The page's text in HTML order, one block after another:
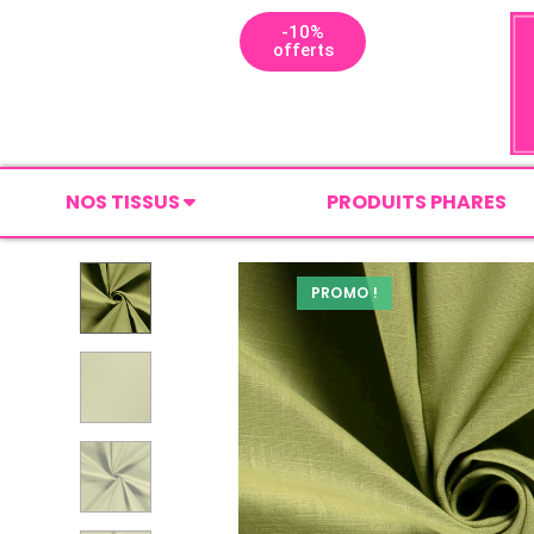
-10%
offerts
NOS TISSUS PRODUITS PHARES
PROMO !